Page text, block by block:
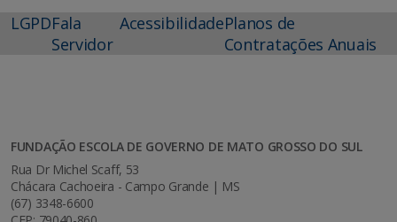
LGPDFala
Servidor
AcessibilidadePlanos de
Contratações Anuais
FUNDAÇÃO ESCOLA DE GOVERNO DE MATO GROSSO DO SUL
Rua Dr Michel Scaff, 53
Chácara Cachoeira - Campo Grande | MS
(67) 3348-6600